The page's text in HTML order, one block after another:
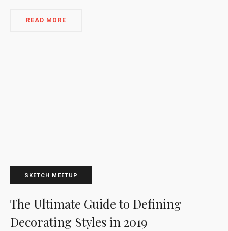
READ MORE
SKETCH MEETUP
The Ultimate Guide to Defining
Decorating Styles in 2019